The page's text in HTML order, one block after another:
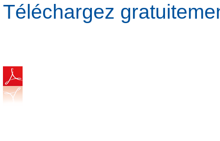
Téléchargez